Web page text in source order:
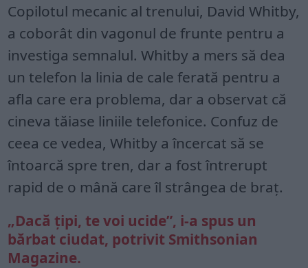
Copilotul mecanic al trenului, David Whitby,
a coborât din vagonul de frunte pentru a
investiga semnalul. Whitby a mers să dea
un telefon la linia de cale ferată pentru a
afla care era problema, dar a observat că
cineva tăiase liniile telefonice. Confuz de
ceea ce vedea, Whitby a încercat să se
întoarcă spre tren, dar a fost întrerupt
rapid de o mână care îl strângea de braț.
„Dacă țipi, te voi ucide”, i-a spus un
bărbat ciudat, potrivit Smithsonian
Magazine.